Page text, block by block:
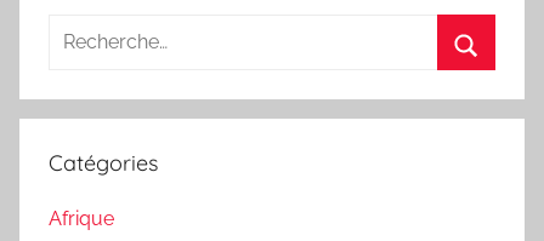
Recherche
:
Catégories
Afrique